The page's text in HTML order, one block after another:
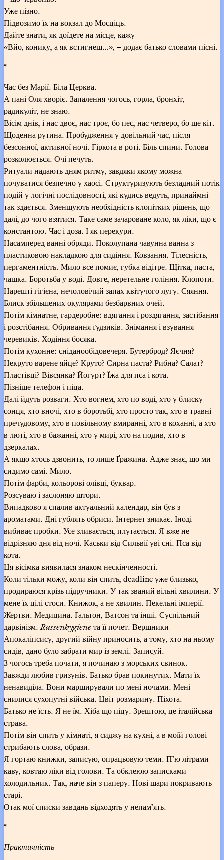
Уже пізно.
Підвозимо їх на вокзал до Мосціць.
Дайте знати, як доїдете на місце, кажу
«Вйо, конику, а як встигнеш…», – додає батько словами пісні.
*
Час без Марії. Біла Церква.
А пані Оля хворіє. Запалення чогось, горла, бронхіт,
радикуліт, не знаю.
Вісім днів, і нас двоє, нас троє, бо пес, нас четверо, бо ще кіт.
Щоденна рутина. Пробудження у довільний час, після
безсонної, активної ночі. Гіркота в роті. Біль спини. Голова
розколюється. Очі печуть.
Ритуали надають дням ритму, завдяки якому можна
почуватися безпечно у хаосі. Структуризують безладний потік
подій у логічні послідовності, які кудись ведуть, принаймні
так здається. Зменшують необхідність клопітких рішень, що
далі, до чого взятися. Таке саме зачароване коло, як ліки, що є
константою. Час і доза. І як перекури.
Насамперед ванні обряди. Поколупана чавунна ванна з
пластиковою накладкою для сидіння. Ковзання. Тілесність,
пергаментність. Мило все помиє, губка відітре. Щітка, паста,
чашка. Боротьба у воді. Довге, неретельне гоління. Клопоти.
Нарешті гігієна, нечоловічий запах квітучого лугу. Сяяння.
Блиск збільшених окулярами безбарвних очей.
Потім кімнатне, гардеробне: вдягання і роздягання, застібання
і розстібання. Обривання ґудзиків. Знімання і взування
черевиків. Ходіння босяка.
Потім кухонне: сніданообідовечеря. Бутерброд? Яєчня?
Некруто варене яйце? Круто? Сирна паста? Рибна? Салат?
Пластівці? Вівсянка? Йогурт? Їжа для пса і кота.
Пізніше телефон і піца.
Далі йдуть розваги. Хто вогнем, хто по воді, хто у блиску
сонця, хто вночі, хто в боротьбі, хто просто так, хто в травні
пречудовому, хто в повільному вмиранні, хто в коханні, а хто
в люті, хто в бажанні, хто у мирі, хто на подив, хто в
дзеркалах.
А якщо хтось дзвонить, то лише Ґражина. Адже знає, що ми
сидимо самі. Мило.
Потім фарби, кольорові олівці, буквар.
Розсуваю і заслоняю штори.
Випадково я спалив актуальний календар, він був з
ароматами. Дні гублять обриси. Інтернет зникає. Іноді
вибиває пробки. Усе зливається, плутається. Я вже не
відрізняю дня від ночі. Каськи від Сильвії уві сні. Пса від
кота.
Ця вісімка виявилася знаком нескінченності.
Коли тільки можу, коли він спить, deadline уже близько,
продираюся крізь підручники. У так званий вільні хвилини. У
мене їх цілі стоси. Книжок, а не хвилин. Пекельні імперії.
Жертви. Медицина. Ґальтон, Ватсон та інші. Суспільний
дарвінізм.Rassenhygieneта її почет. Вершники
Апокаліпсису, другий війну приносить, а тому, хто на ньому
сидів, дано було забрати мир із землі. Записуй.
З чогось треба почати, я починаю з морських свинок.
Завжди любив гризунів. Батько брав покинутих. Мати їх
ненавиділа. Вони марширували по мені ночами. Мені
снилися сухопутні війська. Цвіт розмарину. Піхота.
Батько не їсть. Я не їм. Хіба що піцу. Зрештою, це італійська
страва.
Потім він спить у кімнаті, я сиджу на кухні, а в моїй голові
стрибають слова, образи.
Я гортаю книжки, записую, опрацьовую теми. П’ю літрами
каву, ковтаю ліки від голови. Та обклеюю записками
холодильник. Так, наче він з паперу. Нові шари покривають
старі.
Отак мої списки завдань відходять у непам’ять.
*
Практичність